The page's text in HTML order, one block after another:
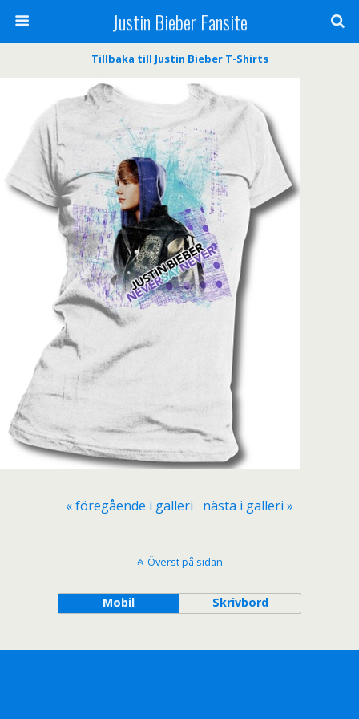
Justin Bieber Fansite
Tillbaka till Justin Bieber T-Shirts
« föregående i galleri nästa i galleri »
Överst på sidan
Mobil Skrivbord